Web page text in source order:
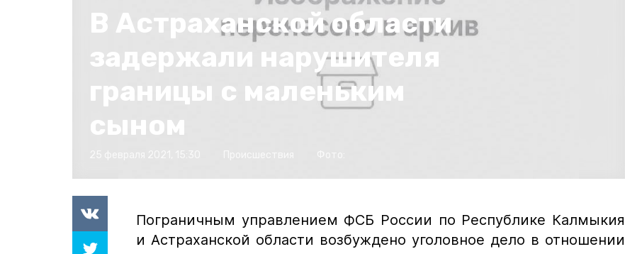
В Астраханской области
задержали нарушителя
границы с маленьким
сыном
Пограничным управлением ФСБ России по Республике Калмыкия
и Астраханской области возбуждено уголовное дело в отношении